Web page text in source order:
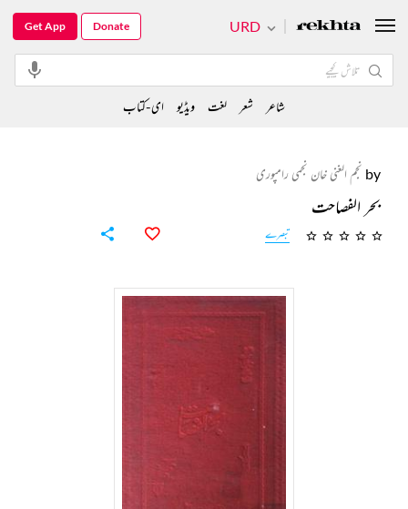
by نجم الغنی خان نجمی رامپوری
بحر الفصاحت
تبصرے
URD
Get App Donate
شاعر شعر لغت ویڈیو ای-کتاب